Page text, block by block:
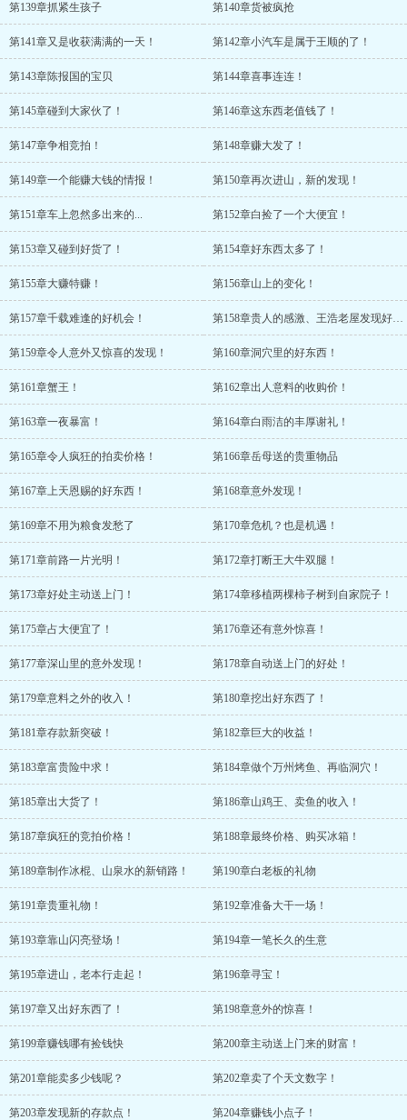
第139章抓紧生孩子 第140章货被疯抢
第141章又是收获满满的一天！ 第142章小汽车是属于王顺的了！
第143章陈报国的宝贝 第144章喜事连连！
第145章碰到大家伙了！ 第146章这东西老值钱了！
第147章争相竞拍！ 第148章赚大发了！
第149章一个能赚大钱的情报！ 第150章再次进山，新的发现！
第151章车上忽然多出来的... 第152章白捡了一个大便宜！
第153章又碰到好货了！ 第154章好东西太多了！
第155章大赚特赚！ 第156章山上的变化！
第157章千载难逢的好机会！ 第158章贵人的感激、王浩老屋发现好东西
第159章令人意外又惊喜的发现！ 第160章洞穴里的好东西！
第161章蟹王！ 第162章出人意料的收购价！
第163章一夜暴富！ 第164章白雨洁的丰厚谢礼！
第165章令人疯狂的拍卖价格！ 第166章岳母送的贵重物品
第167章上天恩赐的好东西！ 第168章意外发现！
第169章不用为粮食发愁了 第170章危机？也是机遇！
第171章前路一片光明！ 第172章打断王大牛双腿！
第173章好处主动送上门！ 第174章移植两棵柿子树到自家院子！
第175章占大便宜了！ 第176章还有意外惊喜！
第177章深山里的意外发现！ 第178章自动送上门的好处！
第179章意料之外的收入！ 第180章挖出好东西了！
第181章存款新突破！ 第182章巨大的收益！
第183章富贵险中求！ 第184章做个万州烤鱼、再临洞穴！
第185章出大货了！ 第186章山鸡王、卖鱼的收入！
第187章疯狂的竞拍价格！ 第188章最终价格、购买冰箱！
第189章制作冰棍、山泉水的新销路！ 第190章白老板的礼物
第191章贵重礼物！ 第192章准备大干一场！
第193章靠山闪亮登场！ 第194章一笔长久的生意
第195章进山，老本行走起！ 第196章寻宝！
第197章又出好东西了！ 第198章意外的惊喜！
第199章赚钱哪有捡钱快 第200章主动送上门来的财富！
第201章能卖多少钱呢？ 第202章卖了个天文数字！
第203章发现新的存款点！ 第204章赚钱小点子！